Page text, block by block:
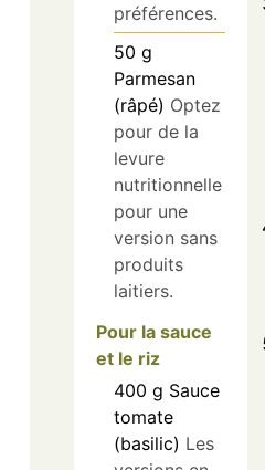
pour de la
levure
nutritionnelle
pour une
version sans
produits
laitiers.
Pour la sauce
et le riz
400 g Sauce
tomate
(basilic) Les
versions en
faites
maison sont
excellentes.